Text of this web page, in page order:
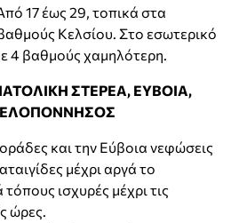
17 έως 29, τοπικά στα
Κελσίου. Στο εσωτερικό
4 βαθμούς χαμηλότερη.
ΣΤΕΡΕΑ, ΕΥΒΟΙΑ,
και την Εύβοια νεφώσεις
μέχρι αργά το
ισχυρές μέχρι τις
ώρες.